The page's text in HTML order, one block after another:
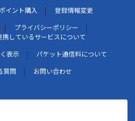
ポイント購入
登録情報変更
プライバシーポリシー
しているサービスについて
表示
パケット通信料について
質問
お問い合わせ